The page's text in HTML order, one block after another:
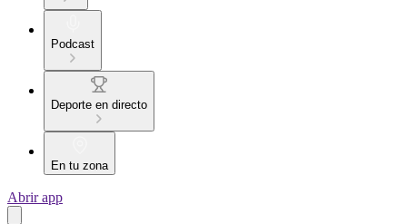
Podcast
Deporte en directo
En tu zona
Abrir app